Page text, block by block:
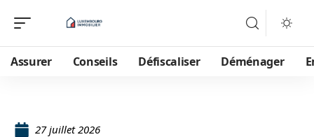
Assurer Conseils Défiscaliser Déménager
27 juillet 2026